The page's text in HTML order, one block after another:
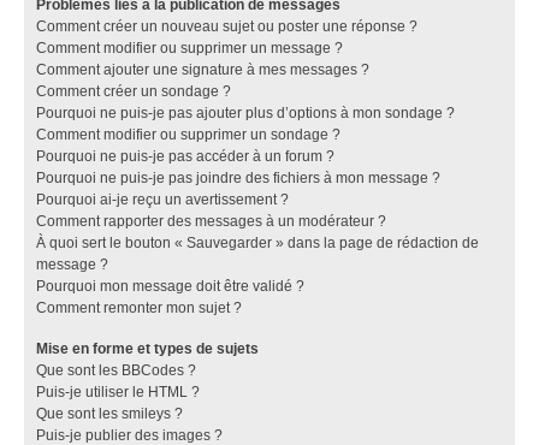
Problèmes liés à la publication de messages
Comment créer un nouveau sujet ou poster une réponse ?
Comment modifier ou supprimer un message ?
Comment ajouter une signature à mes messages ?
Comment créer un sondage ?
Pourquoi ne puis-je pas ajouter plus d’options à mon sondage ?
Comment modifier ou supprimer un sondage ?
Pourquoi ne puis-je pas accéder à un forum ?
Pourquoi ne puis-je pas joindre des fichiers à mon message ?
Pourquoi ai-je reçu un avertissement ?
Comment rapporter des messages à un modérateur ?
À quoi sert le bouton « Sauvegarder » dans la page de rédaction de
message ?
Pourquoi mon message doit être validé ?
Comment remonter mon sujet ?
Mise en forme et types de sujets
Que sont les BBCodes ?
Puis-je utiliser le HTML ?
Que sont les smileys ?
Puis-je publier des images ?